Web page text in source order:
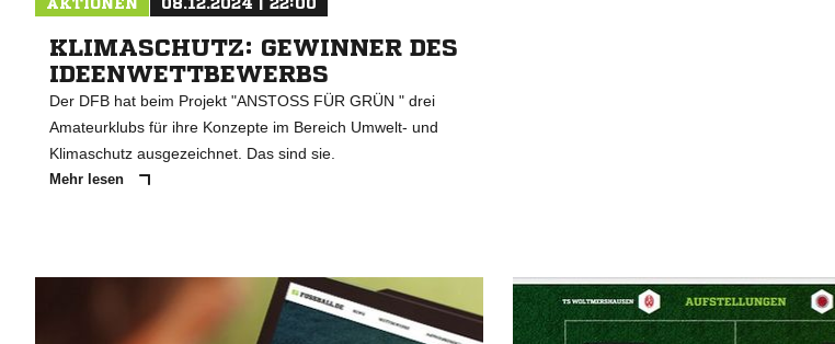
AKTIONEN 08.12.2024 | 22:00
KLIMASCHUTZ: GEWINNER DES
IDEENWETTBEWERBS
Der DFB hat beim Projekt "ANSTOSS FÜR GRÜN " drei
Amateurklubs für ihre Konzepte im Bereich Umwelt- und
Klimaschutz ausgezeichnet. Das sind sie.
Mehr lesen